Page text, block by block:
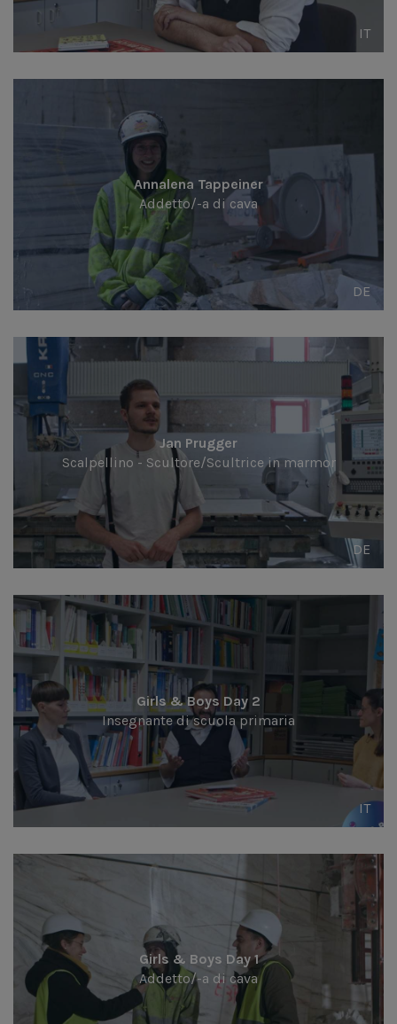
IT
Annalena Tappeiner
Addetto/-a di cava
DE
Jan Prugger
Scalpellino - Scultore/Scultrice in marmor
DE
Girls & Boys Day 2
Insegnante di scuola primaria
IT
Girls & Boys Day 1
Addetto/-a di cava